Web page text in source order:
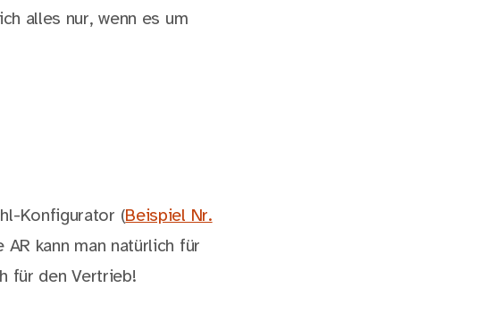
alles nur, wenn es um
Konfigurator (Beispiel Nr.
kann man natürlich für
für den Vertrieb!